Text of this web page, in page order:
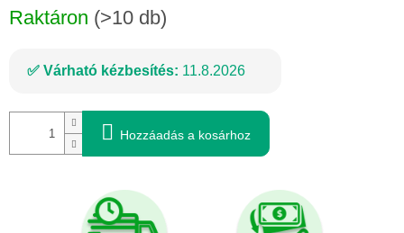
Raktáron (>10 db)
Várható kézbesítés: 11.8.2026
Hozzáadás a kosárhoz